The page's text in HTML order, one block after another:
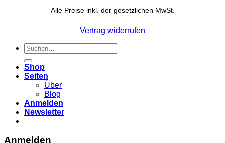
Alle Preise inkl. der gesetzlichen MwSt.
Vertrag widerrufen
Suchen
nach:
Shop
Seiten
Über
Blog
Anmelden
Newsletter
Anmelden